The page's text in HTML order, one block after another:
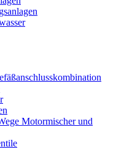
Motormischer und